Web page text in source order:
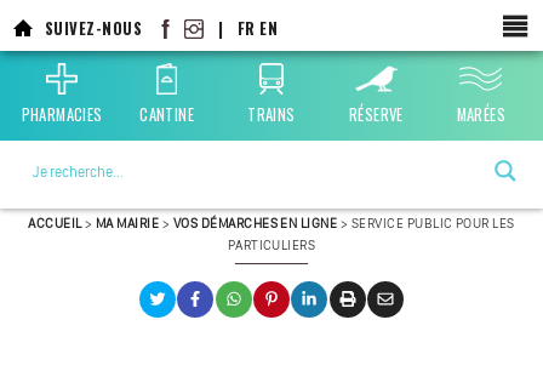
SUIVEZ-NOUS | FR EN
PHARMACIES CANTINE TRAINS RÉSERVE MARÉES
ACCUEIL> MA MAIRIE > VOS DÉMARCHES EN LIGNE > SERVICE PUBLIC POUR LES
PARTICULIERS